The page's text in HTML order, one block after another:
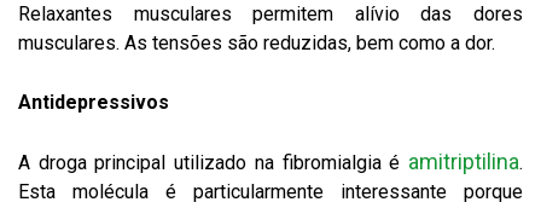
Relaxantes musculares permitem alívio das dores
musculares. As tensões são reduzidas, bem como a dor.
Antidepressivos
A droga principal utilizado na fibromialgia é amitriptilina.
Esta molécula é particularmente interessante porque